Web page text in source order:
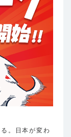
。日本が変わ